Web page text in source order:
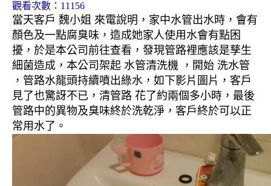
觀看次數：11156
當天客戶 魏小姐 來電說明，家中水管出水時，會有
顏色及一點腐臭味，造成她家人使用水會有點困
擾，於是本公司前往查看，發現管路裡應該是孳生
細菌造成，本公司架起 水管清洗機 ，開始 洗水管
，管路水龍頭持續噴出綠水，如下影片圖片，客戶
見了也驚訝不已，清管路 花了約兩個多小時，最後
管路中的異物及臭味終於洗乾淨，客戶終於可以正
常用水了。